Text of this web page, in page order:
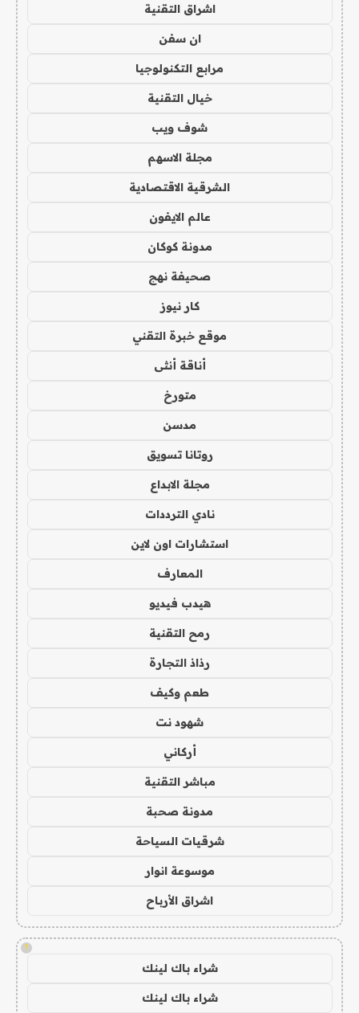
اشراق التقنية
ان سفن
مرابع التكنولوجيا
خيال التقنية
شوف ويب
مجلة الاسهم
الشرقية الاقتصادية
عالم الايفون
مدونة كوكان
صحيفة نهج
كار نيوز
موقع خبرة التقني
أناقة أنثى
متورخ
مدسن
روتانا تسويق
مجلة الابداع
نادي الترددات
استشارات اون لاين
المعارف
هيدب فيديو
رمح التقنية
رذاذ التجارة
طعم وكيف
شهود نت
أركاني
مباشر التقنية
مدونة صحبة
شرقيات السياحة
موسوعة انوار
اشراق الأرباح
!
شراء باك لينك
شراء باك لينك